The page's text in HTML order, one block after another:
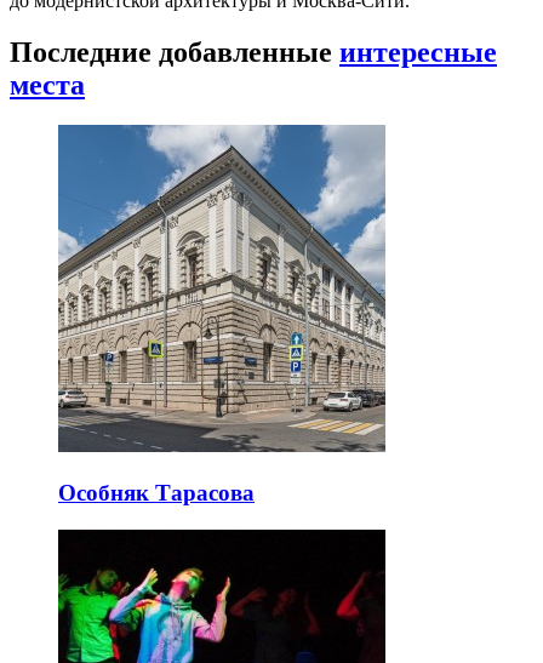
Последние добавленные интересные
места
Особняк Тарасова